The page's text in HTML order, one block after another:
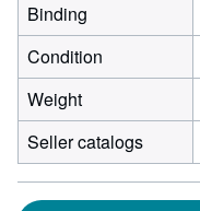
Binding
Condition
Weight
Seller catalogs